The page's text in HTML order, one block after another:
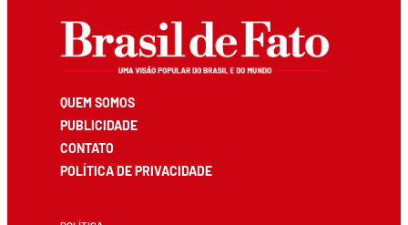
QUEM SOMOS
PUBLICIDADE
CONTATO
POLÍTICA DE PRIVACIDADE